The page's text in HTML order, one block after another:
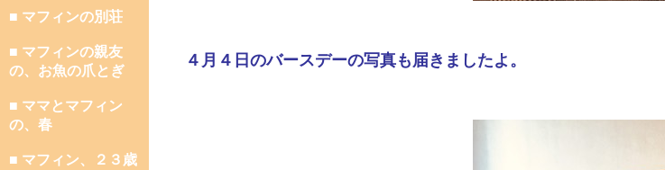
■ マフィンの別荘
■ マフィンの親友
の、お魚の爪とぎ
■ ママとマフィン
の、春
■ マフィン、２３歳
４月４日のバースデーの写真も届きましたよ。